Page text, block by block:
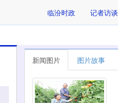
临汾时政 记者访谈
新闻图片 图片故事